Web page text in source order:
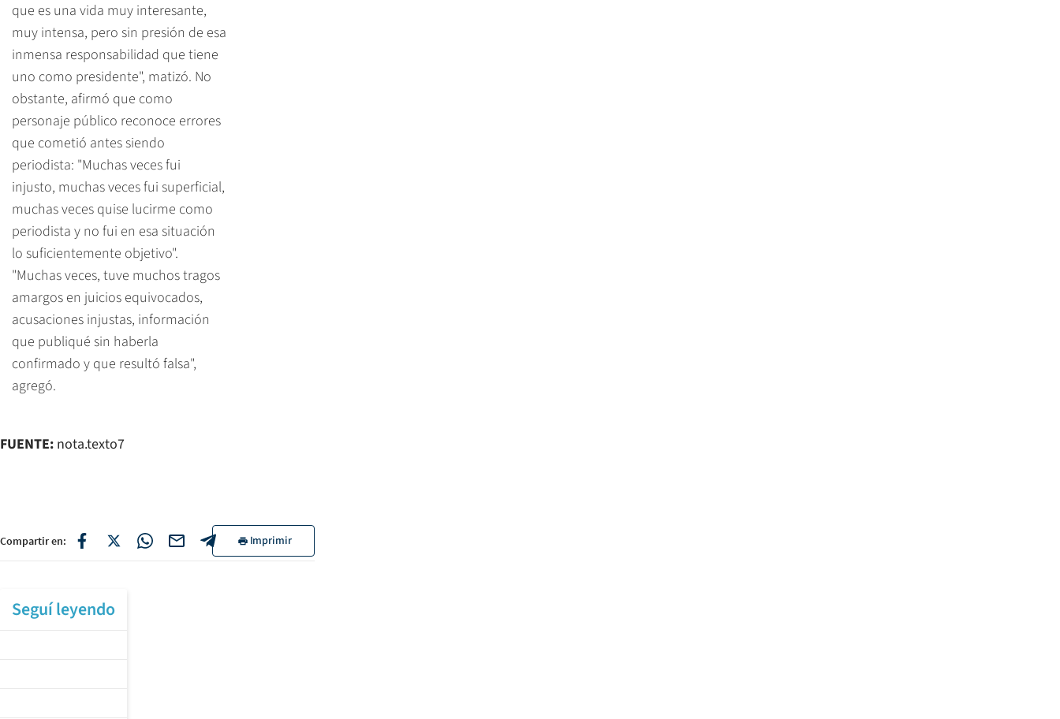
que es una vida muy interesante,
muy intensa, pero sin presión de esa
inmensa responsabilidad que tiene
uno como presidente", matizó. No
obstante, afirmó que como
personaje público reconoce errores
que cometió antes siendo
periodista: "Muchas veces fui
injusto, muchas veces fui superficial,
muchas veces quise lucirme como
periodista y no fui en esa situación
lo suficientemente objetivo".
"Muchas veces, tuve muchos tragos
amargos en juicios equivocados,
acusaciones injustas, información
que publiqué sin haberla
confirmado y que resultó falsa",
agregó.
FUENTE: nota.texto7
Compartir en: Imprimir
Seguí leyendo